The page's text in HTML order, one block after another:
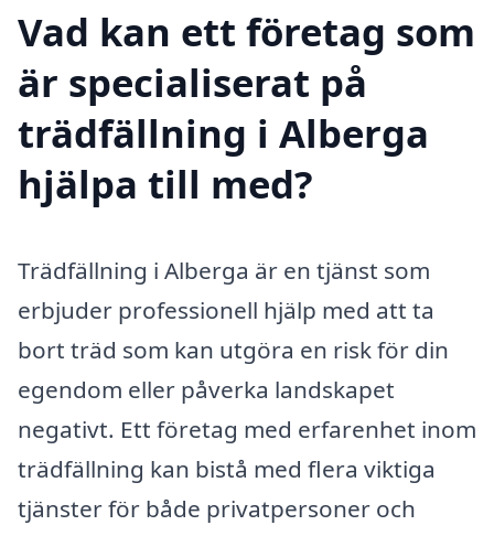
Vad kan ett företag som
är specialiserat på
trädfällning i Alberga
hjälpa till med?
Trädfällning i Alberga är en tjänst som
erbjuder professionell hjälp med att ta
bort träd som kan utgöra en risk för din
egendom eller påverka landskapet
negativt. Ett företag med erfarenhet inom
trädfällning kan bistå med flera viktiga
tjänster för både privatpersoner och